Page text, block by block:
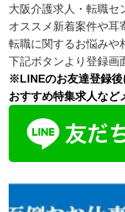
大阪介護求人・転職セ
オススメ新着案件や耳
転職に関するお悩みや
下記ボタンより登録画
※LINEのお友達登録後
おすすめ特集求人など